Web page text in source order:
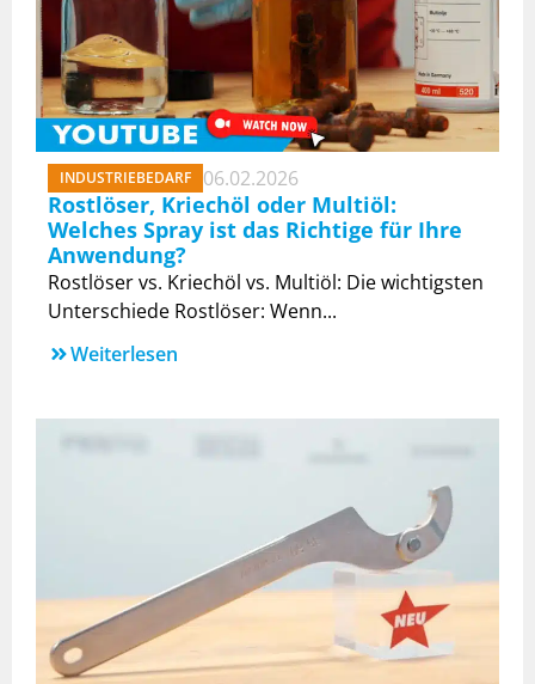
INDUSTRIEBEDARF 06.02.2026
Rostlöser, Kriechöl oder Multiöl:
Welches Spray ist das Richtige für Ihre
Anwendung?
Rostlöser vs. Kriechöl vs. Multiöl: Die wichtigsten
Unterschiede Rostlöser: Wenn...
Weiterlesen